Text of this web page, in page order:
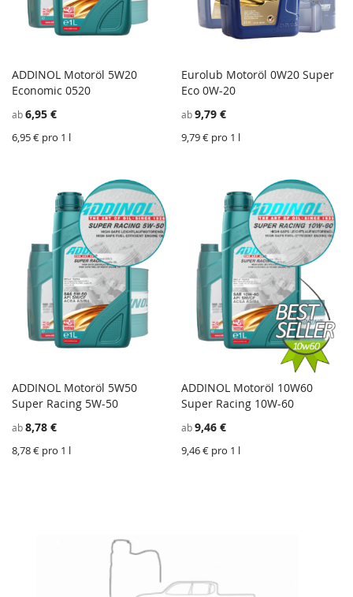
In den Einkaufswagen
ZU
HINZUFÜGEN
VERGLEICHSLISTE
HINZUFÜGEN
ADDINOL Motoröl 5W20
Economic 0520
ab6,95 €
6,95 € pro 1 l
In den Einkaufswagen
Eurolub Motoröl 0W20 Super
Eco 0W-20
ab 9,79 €
9,79 € pro 1 l
In den Einkaufswagen
ZU
HINZUFÜGEN
VERGLEICHSLISTE
HINZUFÜGEN
ADDINOL Motoröl 5W50
Super Racing 5W-50
ab8,78 €
8,78 € pro 1 l
In den Einkaufswagen
ADDINOL Motoröl 10W60
Super Racing 10W-60
ab 9,46 €
9,46 € pro 1 l